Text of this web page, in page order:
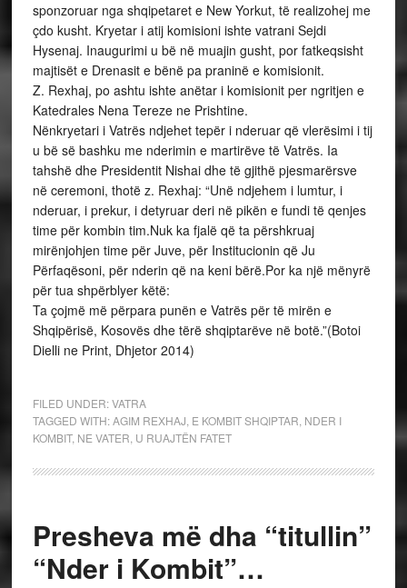
sponzoruar nga shqipetaret e New Yorkut, të realizohej me
çdo kusht. Kryetar i atij komisioni ishte vatrani Sejdi
Hysenaj. Inaugurimi u bë në muajin gusht, por fatkeqsisht
majtisët e Drenasit e bënë pa praninë e komisionit.
Z. Rexhaj, po ashtu ishte anëtar i komisionit per ngritjen e
Katedrales Nena Tereze ne Prishtine.
Nënkryetari i Vatrës ndjehet tepër i nderuar që vlerësimi i tij
u bë së bashku me nderimin e martirëve të Vatrës. Ia
tahshë dhe Presidentit Nishai dhe të gjithë pjesmarërsve
në ceremoni, thotë z. Rexhaj: “Unë ndjehem i lumtur, i
nderuar, i prekur, i detyruar deri në pikën e fundi të qenjes
time për kombin tim.Nuk ka fjalë që ta përshkruaj
mirënjohjen time për Juve, për Institucionin që Ju
Përfaqësoni, për nderin që na keni bërë.Por ka një mënyrë
për tua shpërblyer këtë:
Ta çojmë më përpara punën e Vatrës për të mirën e
Shqipërisë, Kosovës dhe tërë shqiptarëve në botë.”(Botoi
Dielli ne Print, Dhjetor 2014)
FILED UNDER:VATRA
TAGGED WITH:AGIM REXHAJ E KOMBIT SHQIPTAR NDER I
KOMBIT, NE VATER U RUAJTËN FATET
Presheva më dha “titullin”
“Nder i Kombit”…